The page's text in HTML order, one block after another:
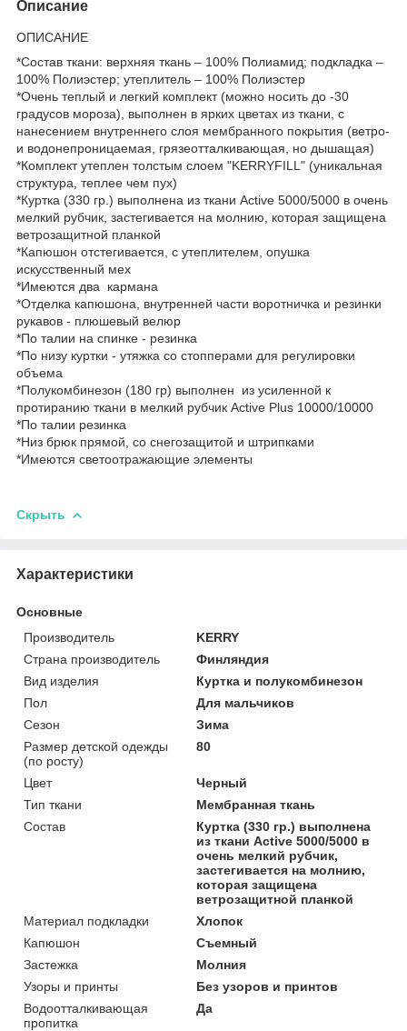
Описание
ОПИСАНИЕ
*Состав ткани: верхняя ткань – 100% Полиамид; подкладка –
100% Полиэстер; утеплитель – 100% Полиэстер
*Очень теплый и легкий комплект (можно носить до -30
градусов мороза), выполнен в ярких цветах из ткани, с
нанесением внутреннего слоя мембранного покрытия (ветро-
и водонепроницаемая, грязеотталкивающая, но дышащая)
*Комплект утеплен толстым слоем "KERRYFILL" (уникальная
структура, теплее чем пух)
*Куртка (330 гр.) выполнена из ткани Active 5000/5000 в очень
мелкий рубчик, застегивается на молнию, которая защищена
ветрозащитной планкой
*Капюшон отстегивается, с утеплителем, опушка
искусственный мех
*Имеются два кармана
*Отделка капюшона, внутренней части воротничка и резинки
рукавов - плюшевый велюр
*По талии на спинке - резинка
*По низу куртки - утяжка со стопперами для регулировки
объема
*Полукомбинезон (180 гр) выполнен из усиленной к
протиранию ткани в мелкий рубчик Active Plus 10000/10000
*По талии резинка
*Низ брюк прямой, со снегозащитой и штрипками
*Имеются светоотражающие элементы
Скрыть
Характеристики
Основные
Производитель
KERRY
Страна производитель
Финляндия
Вид изделия
Куртка и полукомбинезон
Пол
Для мальчиков
Сезон
Зима
Размер детской одежды
(по росту)
80
Цвет
Черный
Тип ткани
Мембранная ткань
Состав
Куртка (330 гр.) выполнена
из ткани Active 5000/5000 в
очень мелкий рубчик,
застегивается на молнию,
которая защищена
ветрозащитной планкой
Материал подкладки
Хлопок
Капюшон
Съемный
Застежка
Молния
Узоры и принты
Без узоров и принтов
Водоотталкивающая
пропитка
Да